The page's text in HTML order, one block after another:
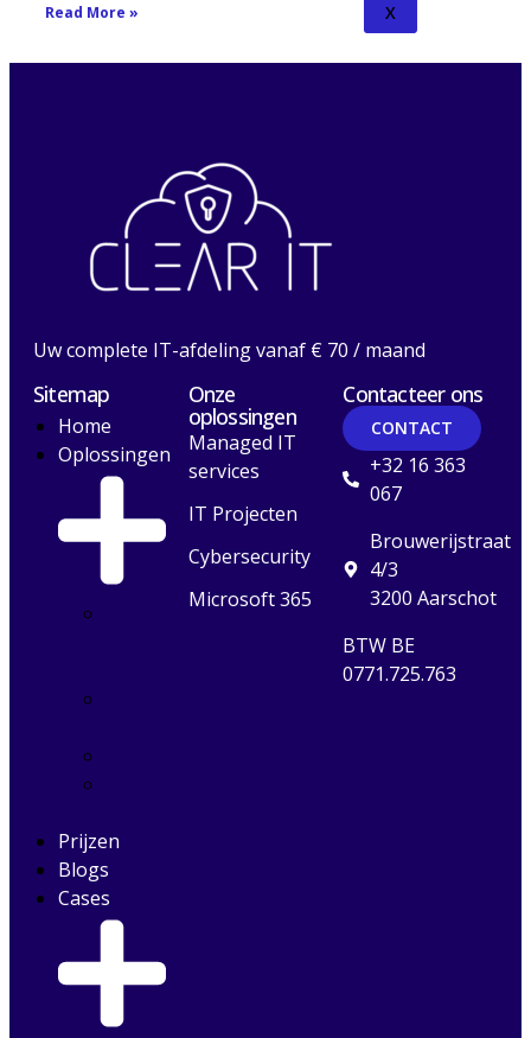
X
Read More »
Uw complete IT-afdeling vanaf € 70 / maand
Sitemap
Home
Oplossingen
Prijzen
Blogs
Cases
Onze
oplossingen
Managed IT
services
IT Projecten
Cybersecurity
Microsoft 365
Contacteer ons
CONTACT
+32 16 363
067
Brouwerijstraat
4/3
3200 Aarschot
BTW BE
0771.725.763